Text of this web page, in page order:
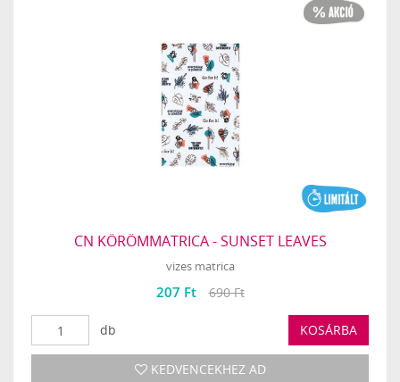
CN KÖRÖMMATRICA - SUNSET LEAVES
vizes matrica
207 Ft 690 Ft
db KOSÁRBA
KEDVENCEKHEZ AD